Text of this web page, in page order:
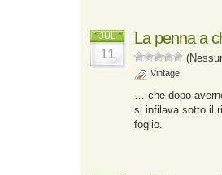
JUL
11
La penna a
Vintage
… che dopo
si infilava sotto il
foglio.